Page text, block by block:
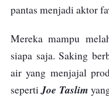
pantas menjadi aktor
Mereka mampu
siapa saja. Saking
air yang menjajal
sepertiJoe Taslim